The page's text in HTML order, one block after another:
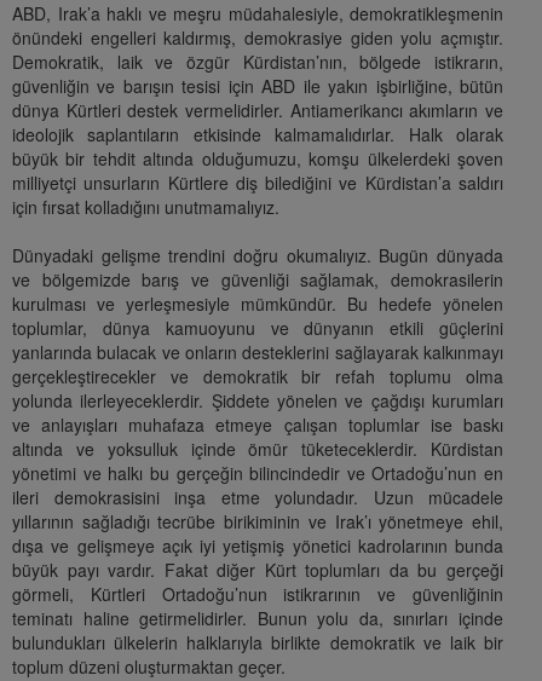
ABD, Irak’a haklı ve meşru müdahalesiyle, demokratikleşmenin
önündeki engelleri kaldırmış, demokrasiye giden yolu açmıştır.
Demokratik, laik ve özgür Kürdistan’nın, bölgede istikrarın,
güvenliğin ve barışın tesisi için ABD ile yakın işbirliğine, bütün
dünya Kürtleri destek vermelidirler. Antiamerikancı akımların ve
ideolojik saplantıların etkisinde kalmamalıdırlar. Halk olarak
büyük bir tehdit altında olduğumuzu, komşu ülkelerdeki şoven
milliyetçi unsurların Kürtlere diş bilediğini ve Kürdistan’a saldırı
için fırsat kolladığını unutmamalıyız.
Dünyadaki gelişme trendini doğru okumalıyız. Bugün dünyada
ve bölgemizde barış ve güvenliği sağlamak, demokrasilerin
kurulması ve yerleşmesiyle mümkündür. Bu hedefe yönelen
toplumlar, dünya kamuoyunu ve dünyanın etkili güçlerini
yanlarında bulacak ve onların desteklerini sağlayarak kalkınmayı
gerçekleştirecekler ve demokratik bir refah toplumu olma
yolunda ilerleyeceklerdir. Şiddete yönelen ve çağdışı kurumları
ve anlayışları muhafaza etmeye çalışan toplumlar ise baskı
altında ve yoksulluk içinde ömür tüketeceklerdir. Kürdistan
yönetimi ve halkı bu gerçeğin bilincindedir ve Ortadoğu’nun en
ileri demokrasisini inşa etme yolundadır. Uzun mücadele
yıllarının sağladığı tecrübe birikiminin ve Irak’ı yönetmeye ehil,
dışa ve gelişmeye açık iyi yetişmiş yönetici kadrolarının bunda
büyük payı vardır. Fakat diğer Kürt toplumları da bu gerçeği
görmeli, Kürtleri Ortadoğu’nun istikrarının ve güvenliğinin
teminatı haline getirmelidirler. Bunun yolu da, sınırları içinde
bulundukları ülkelerin halklarıyla birlikte demokratik ve laik bir
toplum düzeni oluşturmaktan geçer.